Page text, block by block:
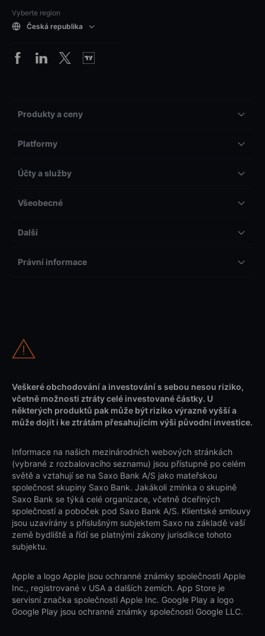
Vyberte region
Česká republika
Produkty a ceny
Platformy
Účty a služby
Všeobecné
Další
Právní informace
Veškeré obchodování a investování s sebou nesou riziko,
včetně možnosti ztráty celé investované částky. U
některých produktů pak může být riziko výrazně vyšší a
může dojít i ke ztrátám přesahujícím výši původní investice.
Informace na našich mezinárodních webových stránkách
(vybrané z rozbalovacího seznamu) jsou přístupné po celém
světě a vztahují se na Saxo Bank A/S jako mateřskou
společnost skupiny Saxo Bank. Jakákoli zmínka o skupině
Saxo Bank se týká celé organizace, včetně dceřiných
společností a poboček pod Saxo Bank A/S. Klientské smlouvy
jsou uzavírány s příslušným subjektem Saxo na základě vaší
země bydliště a řídí se platnými zákony jurisdikce tohoto
subjektu.
Apple a logo Apple jsou ochranné známky společnosti Apple
Inc., registrované v USA a dalších zemích. App Store je
servisní značka společnosti Apple Inc. Google Play a logo
Google Play jsou ochranné známky společnosti Google LLC.